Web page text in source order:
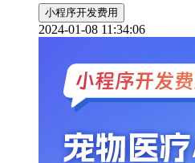
小程序开发费用
2024-01-08 11:34:06